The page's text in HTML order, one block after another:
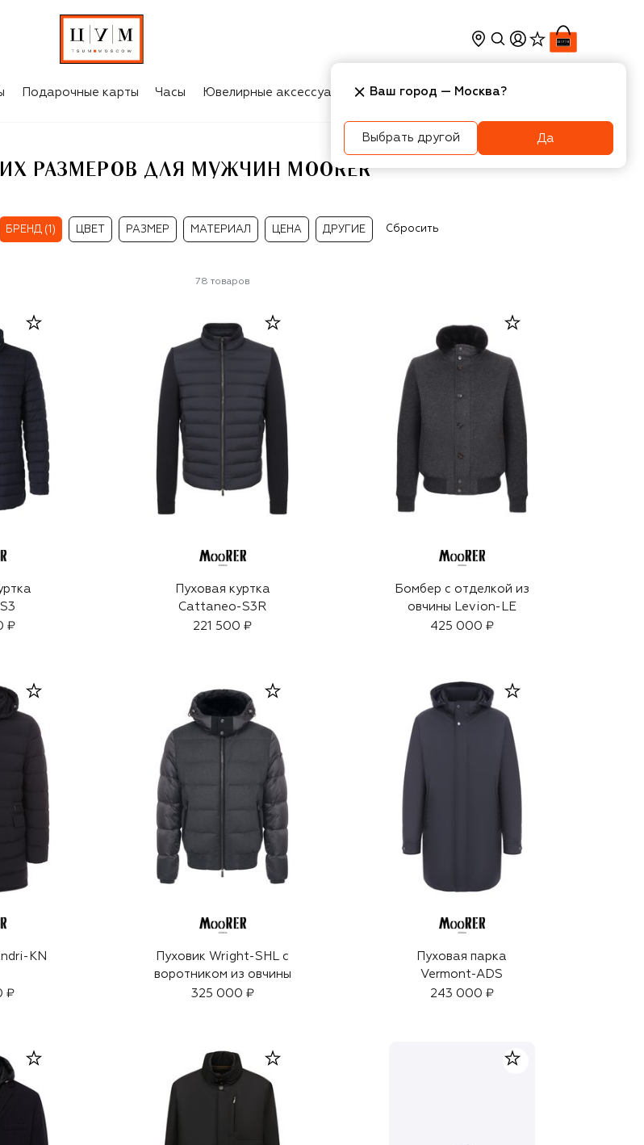
ОДЕЖДА БОЛЬШИХ РАЗМЕРОВ ДЛЯ МУЖЧИН MOORERПодарочные карты Часы Ювелирные аксессуары Косметика Интерьер
РАЗМЕРОВ ДЛЯ МУЖЧИН MOORER
БРЕНД (1) ЦВЕТ РАЗМЕР МАТЕРИАЛ ЦЕНА ДРУГИЕ Сбросить
78 товаров
₽
Пуховая куртка
Cattaneo-S3R
221 500 ₽
Бомбер с отделкой из
овчины Levion-LE
425 000 ₽
KN
₽
Пуховик Wright-SHL с
воротником из овчины
325 000 ₽
Пуховая парка
Vermont-ADS
243 000 ₽
Ваш город — Москва?
Выбрать другой Да